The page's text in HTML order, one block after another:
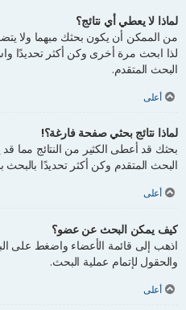
لماذا لا يعطي أي نتائج؟
لذا ابحث مرة أخرى وكن أكثر تحديدًا
البحث المتقدم.
أعلى
لماذا نتائج بحثي صفحة فارغة؟!
بحثك قد أعطى الكثير من النتائج مما
البحث المتقدم وكن أكثر تحديدًا
أعلى
كيف يمكن البحث عن عضو؟
اذهب إلى قائمة الأعضاء واضغط على
والحقول لإتمام عملية البحث.
أعلى